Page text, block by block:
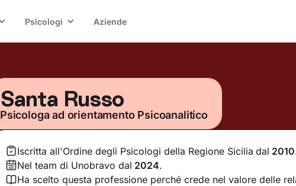
Psicologi Aziende
Santa Russo
Psicologa ad orientamento Psicoanalitico
Iscritta all'Ordine degli Psicologi della Regione Sicilia dal 2010
Nel team di Unobravo dal 2024.
Ha scelto questa professione perché crede nel valore delle